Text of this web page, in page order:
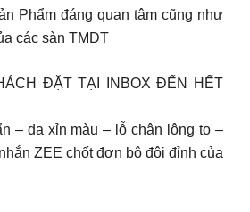
Phẩm đáng quan tâm cũng như
các sàn TMDT
ĐẶT TẠI INBOX ĐẾN HẾT
– da xỉn màu – lỗ chân lông to –
ZEE chốt đơn bộ đôi đỉnh của